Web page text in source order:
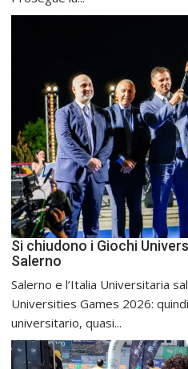
Si chiudono i Giochi
Salerno
Salerno e l’Italia Universitaria
Universities Games 2026:
universitario, quasi...